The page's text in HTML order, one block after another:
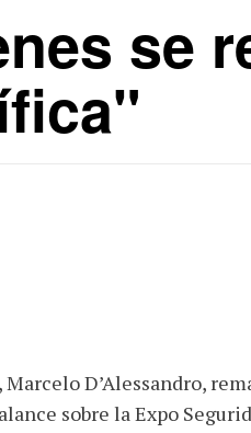
se
D’Alessandro,
sobre la Expo